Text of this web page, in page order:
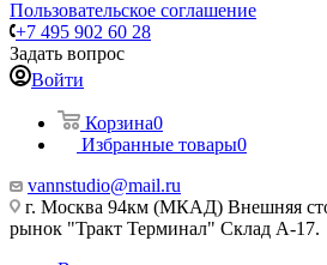
Пользовательское соглашение
+7 495 902 60 28
Задать вопрос
Войти
Корзина0
Избранные товары0
vannstudio@mail.ru
г. Москва 94км (МКАД) Внешняя
рынок "Тракт Терминал" Склад А-17.